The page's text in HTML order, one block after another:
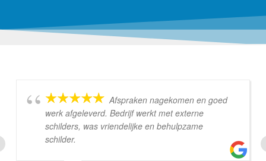
Afspraken nagekomen en goed
werk afgeleverd. Bedrijf werkt met externe
schilders, was vriendelijke en behulpzame
schilder.